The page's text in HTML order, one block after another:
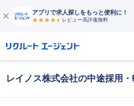
アプリで求人探しをもっと便利に！
レビュー高評価無料
レイノス株式会社の中途採用